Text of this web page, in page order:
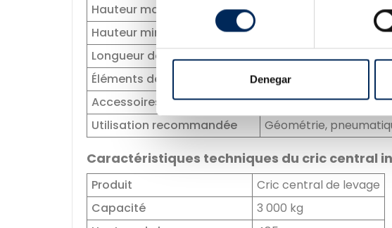
consentimiento
Denegar
Hauteur maximale de levage
Hauteur minimale
Longueur des plateformes
4 650 mm
Éléments de sécurité
Câble en acier, limite
Accessoires inclus
4 tampons en
Utilisation recommandée
Géométrie,
Caractéristiques techniques du cric central
Produit
Cric central de levage
Capacité
3 000 kg